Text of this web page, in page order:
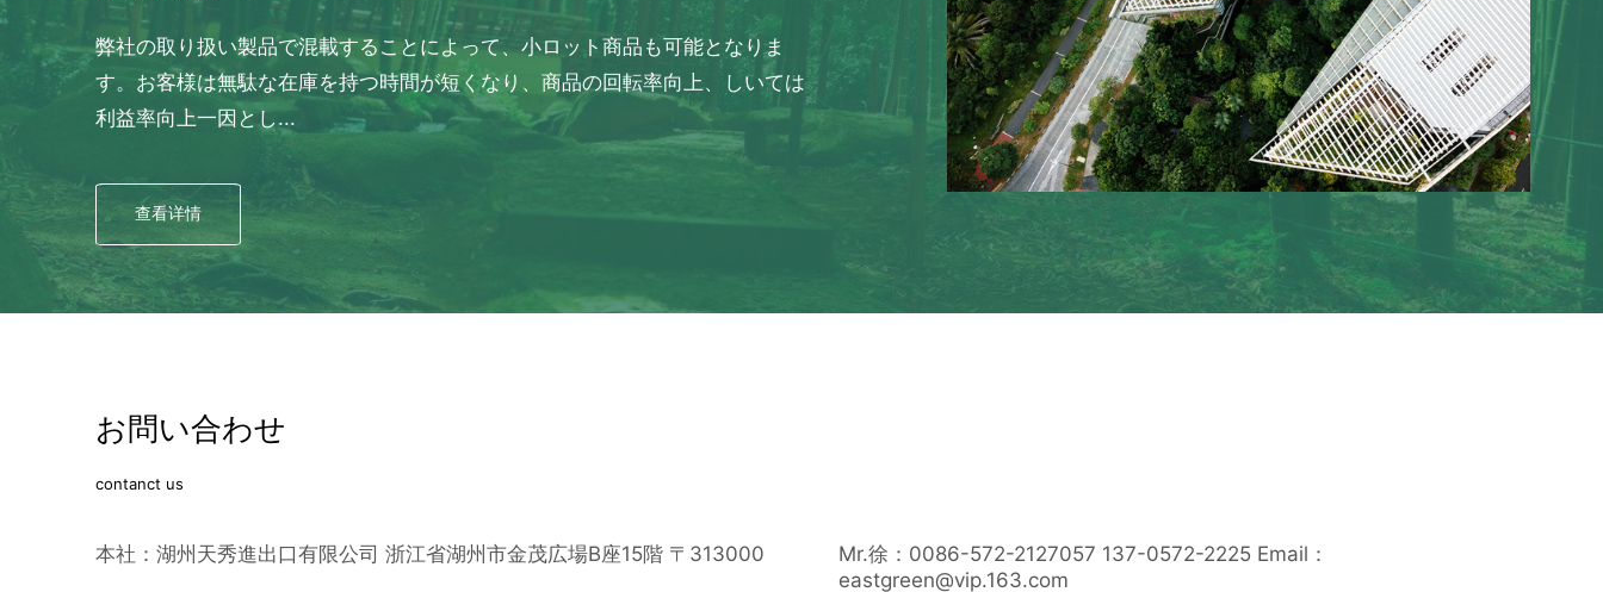
弊社の取り扱い製品で混載することによって、小ロット商品も可能となりま
す。お客様は無駄な在庫を持つ時間が短くなり、商品の回転率向上、しいては
利益率向上一因とし...
查看详情
お問い合わせ
contanct us
本社：湖州天秀進出口有限公司 浙江省湖州市金茂広場B座15階 〒313000
Mr.徐：0086-572-2127057 137-0572-2225 Email：
eastgreen@vip.163.com